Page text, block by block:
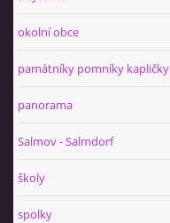
okolní obce
památníky pomníky kapličky
panorama
Salmov - Salmdorf
školy
spolky